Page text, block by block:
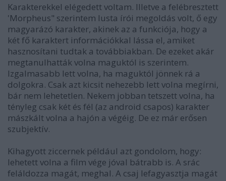
Karakterekkel elégedett voltam. Illetve a felébresztett
'Morpheus" szerintem lusta írói megoldás volt, ő egy
magyarázó karakter, akinek az a funkciója, hogy a
két fő karaktert információkkal lássa el, amiket
hasznosítani tudtak a továbbiakban. De ezeket akár
megtanulhatták volna maguktól is szerintem.
Izgalmasabb lett volna, ha maguktól jönnek rá a
dolgokra. Csak azt kicsit nehezebb lett volna megírni,
bár nem lehetetlen. Nekem jobban tetszett volna, ha
tényleg csak két és fél (az android csapos) karakter
mászkált volna a hajón a végéig. De ez már erősen
szubjektív.
Kihagyott ziccernek például azt gondolom, hogy:
lehetett volna a film vége jóval bátrabb is. A srác
feláldozza magát, meghal. A csaj lefagyasztja magát